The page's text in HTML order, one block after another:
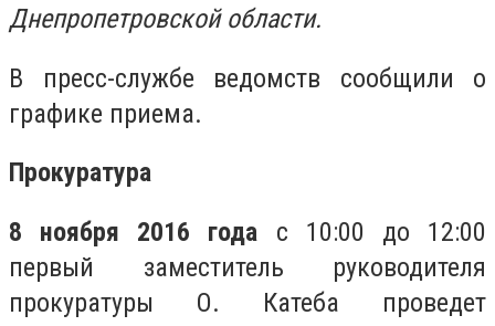
Днепропетровской области.
В пресс-службе ведомств сообщили о
графике приема.
Прокуратура
8 ноября 2016 года с 10:00 до 12:00
первый заместитель руководителя
прокуратуры О. Катеба проведет